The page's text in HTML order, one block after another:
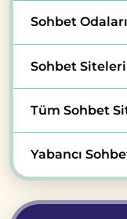
Sohbet Odaları
Sohbet Siteleri
Tüm Sohbet
Yabancı